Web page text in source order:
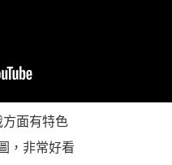
面有特色
，非常好看